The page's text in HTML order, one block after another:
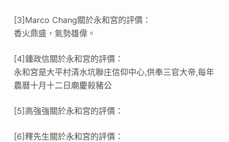
[3]Marco Chang關於永和宮的評價：
香火鼎盛，氣勢雄偉。
[4]鍾政信關於永和宮的評價：
永和宮是大平村清水坑聯庄信仰中心,供奉三官大帝,每年
農曆十月十二日廟慶殺豬公
[5]高強強關於永和宮的評價：
[6]釋先生關於永和宮的評價：